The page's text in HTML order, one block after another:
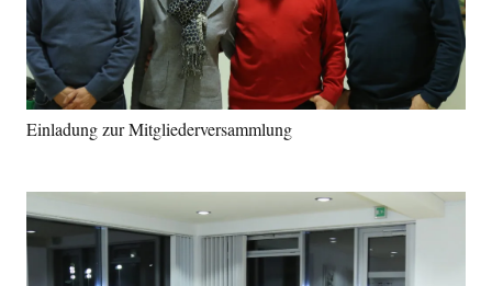
Einladung zur Mitgliederversammlung